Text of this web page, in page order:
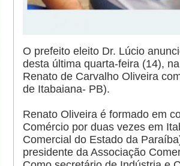
O prefeito eleito Dr. Lúcio
desta última quarta-feira (14),
Renato de Carvalho Oliveira
de Itabaiana- PB).
Renato Oliveira é formado em
Comércio por duas vezes em
Comercial do Estado da
presidente da Associação